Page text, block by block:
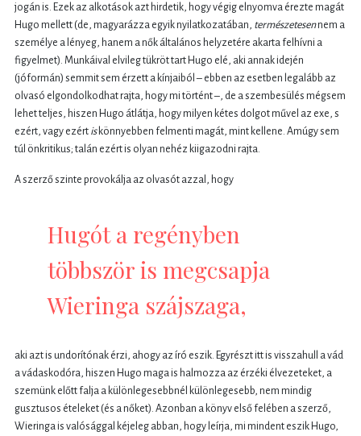
jogán is. Ezek az alkotások azt hirdetik, hogy végig elnyomva érezte magát
Hugo mellett (de, magyarázza egyik nyilatkozatában, természetesennem a
személye a lényeg, hanem a nők általános helyzetére akarta felhívni a
figyelmet). Munkáival elvileg tükröt tart Hugo elé, aki annak idején
(jóformán) semmit sem érzett a kínjaiból – ebben az esetben legalább az
olvasó elgondolkodhat rajta, hogy mi történt –, de a szembesülés mégsem
lehet teljes, hiszen Hugo átlátja, hogy milyen kétes dolgot művel az exe, s
ezért, vagy ezért iskönnyebben felmenti magát, mint kellene. Amúgy sem
túl önkritikus; talán ezért is olyan nehéz kiigazodni rajta.
A szerző szinte provokálja az olvasót azzal, hogy
Hugót a regényben
többször is megcsapja
Wieringa szájszaga,
aki azt is undorítónak érzi, ahogy az író eszik. Egyrészt itt is visszahull a vád
a vádaskodóra, hiszen Hugo maga is halmozza az érzéki élvezeteket, a
szemünk előtt falja a különlegesebbnél különlegesebb, nem mindig
gusztusos ételeket (és a nőket). Azonban a könyv első felében a szerző,
Wieringa is valósággal kéjeleg abban, hogy leírja, mi mindent eszik Hugo,